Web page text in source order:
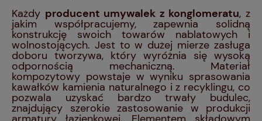
Każdy producent umywalek z konglomeratu, z
jakim współpracujemy, zapewnia solidną
konstrukcję swoich towarów nablatowych i
wolnostojących. Jest to w dużej mierze zasługa
doboru tworzywa, który wyróżnia się wysoką
odpornością mechaniczną. Materiał
kompozytowy powstaje w wyniku sprasowania
kawałków kamienia naturalnego i z recyklingu, co
pozwala uzyskać bardzo trwały budulec,
znajdujący szerokie zastosowanie w produkcji